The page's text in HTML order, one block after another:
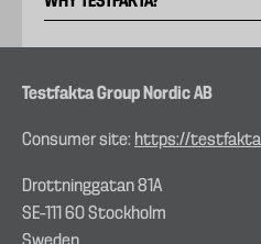
Testfakta Group Nordic AB
Consumer site: https://
Drottninggatan 81A
SE–111 60 Stockholm